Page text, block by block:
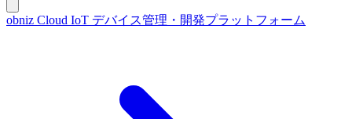
obniz Cloud IoT デバイス管理・開発プラットフォーム